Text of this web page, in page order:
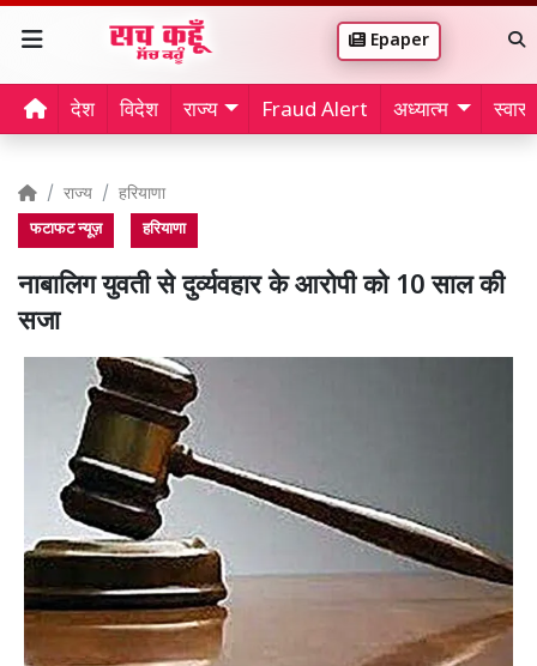
Epaper
देश विदेश राज्य Fraud Alert अध्यात्म
राज्य हरियाणा
फटाफट न्यूज़ हरियाणा
नाबालिग युवती से दुर्व्यवहार के आरोपी को 10 साल की
सजा